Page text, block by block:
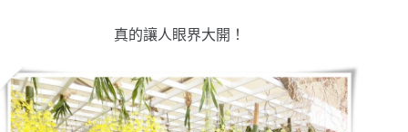
真的讓人眼界大開！